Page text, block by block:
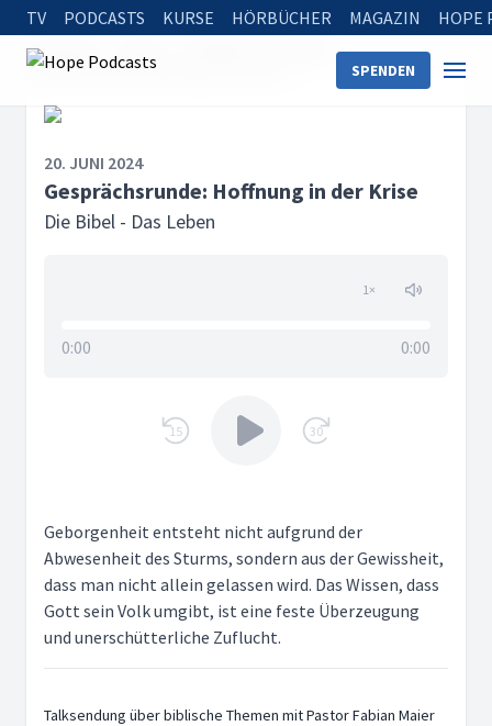
TV PODCASTS KURSE HÖRBÜCHER MAGAZIN HOPE
SPENDEN
Startseite
Gesprächsrunde: Hoffnung in der Krise
20. JUNI 2024
Gesprächsrunde: Hoffnung in der Krise
Die Bibel - Das Leben
1×
0:00 0:00
15 30
Geborgenheit entsteht nicht aufgrund der
Abwesenheit des Sturms, sondern aus der Gewissheit,
dass man nicht allein gelassen wird. Das Wissen, dass
Gott sein Volk umgibt, ist eine feste Überzeugung
und unerschütterliche Zuflucht.
Talksendung über biblische Themen mit Pastor Fabian Maier